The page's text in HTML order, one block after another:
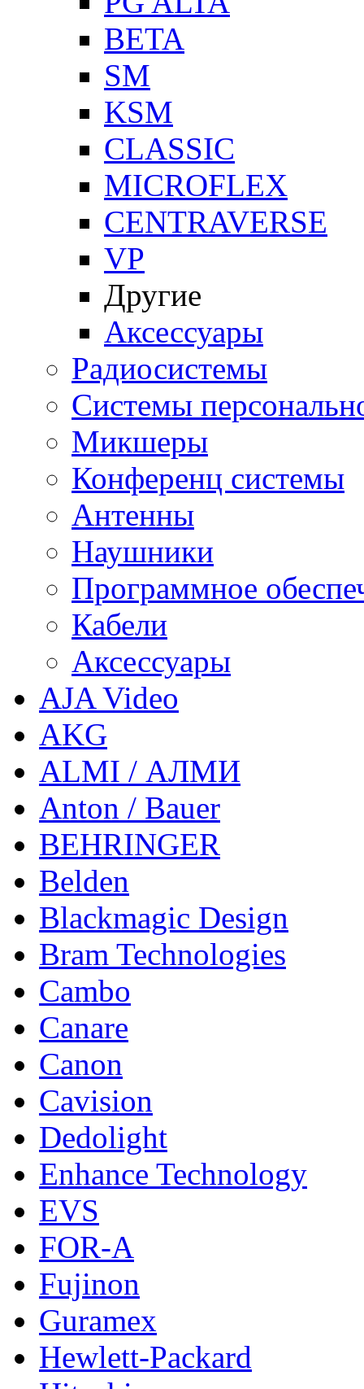
BETA
SM
KSM
CLASSIC
MICROFLEX
CENTRAVERSE
VP
Другие
Аксессуары
Радиосистемы
Системы
Микшеры
Конференц системы
Антенны
Наушники
Программное
Кабели
Аксессуары
AJA Video
AKG
ALMI / АЛМИ
Anton / Bauer
BEHRINGER
Belden
Blackmagic Design
Bram Technologies
Cambo
Canare
Canon
Cavision
Dedolight
Enhance Technology
EVS
FOR-A
Fujinon
Guramex
Hewlett-Packard